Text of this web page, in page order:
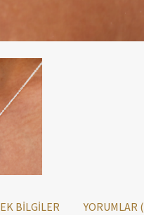
EK BİLGİLER YORUMLAR (